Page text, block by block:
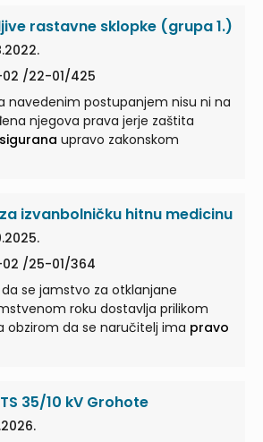
rastavne sklopke (grupa 1.)
/22-01/425
navedenim postupanjem nisu ni na
njegova prava jerje zaštita
upravo zakonskom
izvanbolničku hitnu medicinu
/25-01/364
se jamstvo za otklanjane
roku dostavlja prilikom
obzirom da se naručitelj ima pravo
35/10 kV Grohote